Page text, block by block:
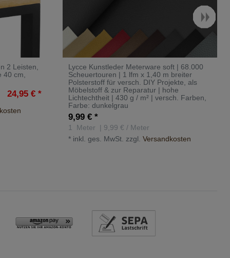
2 Leisten,
40 cm,
24,95 € *
Lycce Kunstleder Meterware soft | 68.000
Scheuertouren | 1 lfm x 1,40 m breiter
Polsterstoff für versch. DIY Projekte, als
Möbelstoff & zur Reparatur | hohe
Lichtechtheit | 430 g / m² | versch. Farben,
Farbe: dunkelgrau
9,99 € *
1 Meter
| 9,99 € / Meter
* inkl. ges. MwSt. zzgl.Versandkosten